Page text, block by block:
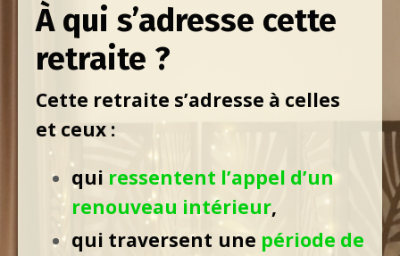
À qui s’adresse cette
retraite ?
Cette retraite s’adresse à celles
et ceux :
qui ressentent l’appel d’un
renouveau intérieur,
qui traversent une période de